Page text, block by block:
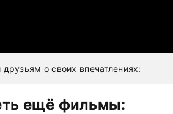
о своих впечатлениях:
ещё фильмы: